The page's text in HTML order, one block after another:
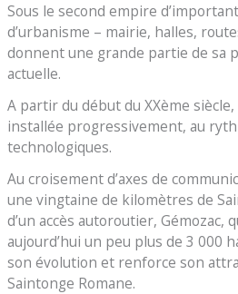
Sous le second empire
d’urbanisme – mairie, halles,
donnent une grande partie de sa
actuelle.
A partir du début du XXème
installée progressivement, au
technologiques.
Au croisement d’axes de
une vingtaine de kilomètres de
d’un accès autoroutier, Gémozac,
aujourd’hui un peu plus de 3 000
son évolution et renforce son
Saintonge Romane.